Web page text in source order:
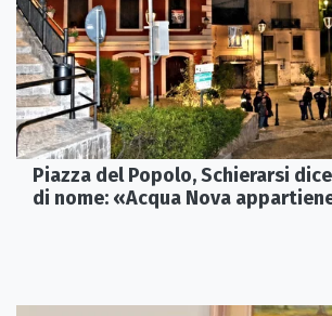
Piazza del Popolo, Schierarsi
di nome: «Acqua Nova